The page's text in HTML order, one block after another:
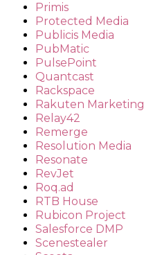
Primis
Protected Media
Publicis Media
PubMatic
PulsePoint
Quantcast
Rackspace
Rakuten Marketing
Relay42
Remerge
Resolution Media
Resonate
RevJet
Roq.ad
RTB House
Rubicon Project
Salesforce DMP
Scenestealer